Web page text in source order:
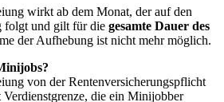
wirkt ab dem Monat, der auf den
folgt und gilt für die gesamte Dauer des
der Aufhebung ist nicht mehr möglich.
von der Rentenversicherungspflicht
Verdienstgrenze, die ein Minijobber